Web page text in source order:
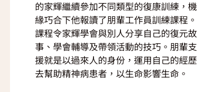
的家輝繼續參加不同類型的復康訓練，機
緣巧合下他報讀了朋輩工作員訓練課程。
課程令家輝學會與別人分享自己的復元故
事、學會輔導及帶領活動的技巧。朋輩支
援就是以過來人的身份，運用自己的經歷
去幫助精神病患者，以生命影響生命。